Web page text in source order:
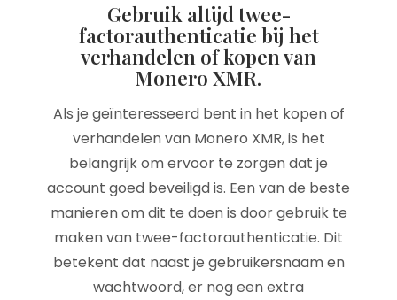
Gebruik altijd twee-
factorauthenticatie bij het
verhandelen of kopen van
Monero XMR.
Als je geïnteresseerd bent in het kopen of
verhandelen van Monero XMR, is het
belangrijk om ervoor te zorgen dat je
account goed beveiligd is. Een van de beste
manieren om dit te doen is door gebruik te
maken van twee-factorauthenticatie. Dit
betekent dat naast je gebruikersnaam en
wachtwoord, er nog een extra